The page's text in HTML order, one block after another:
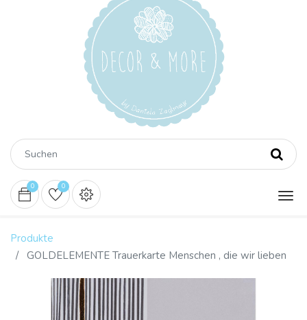
0 0
Produkte
GOLDELEMENTE Trauerkarte Menschen , die wir lieben